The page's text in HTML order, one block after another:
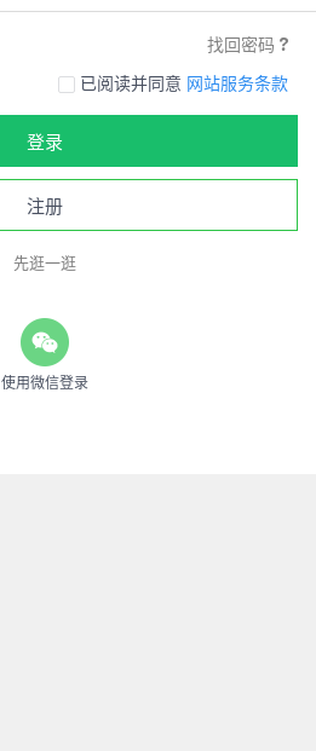
找回密码
已阅读并同意 网站服务条款
登录
注册
先逛一逛
使用微信登录